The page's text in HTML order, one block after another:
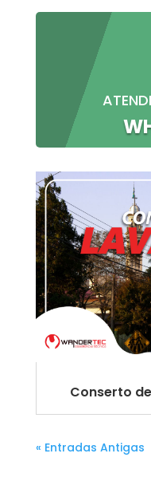
Conserto
« Entradas Antigas